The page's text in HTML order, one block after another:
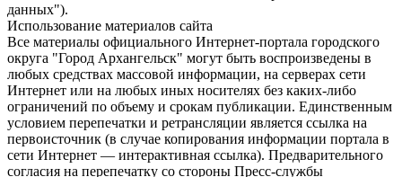
данных").
Использование материалов сайта
Все материалы официального Интернет-портала городского
округа "Город Архангельск" могут быть воспроизведены в
любых средствах массовой информации, на серверах сети
Интернет или на любых иных носителях без каких-либо
ограничений по объему и срокам публикации. Единственным
условием перепечатки и ретрансляции является ссылка на
первоисточник (в случае копирования информации портала в
сети Интернет — интерактивная ссылка). Предварительного
согласия на перепечатку со стороны Пресс-службы